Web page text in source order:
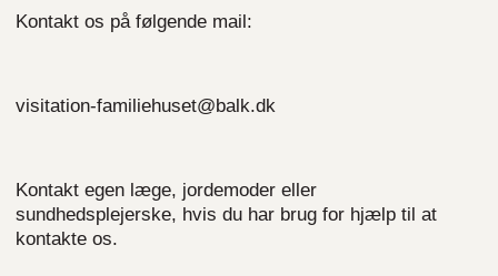
Kontakt os på følgende mail:
visitation-familiehuset@balk.dk
Kontakt egen læge, jordemoder eller
sundhedsplejerske, hvis du har brug for hjælp til at
kontakte os.